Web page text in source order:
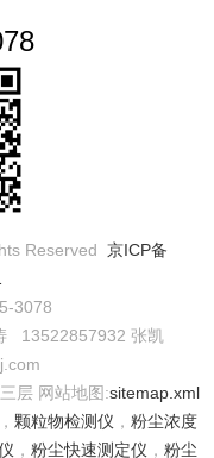
Reserved 京ICP备
3078
13522857932 张凯
层 网站地图:sitemap.xml
， 颗粒物检测仪 ， 粉尘浓度
， 粉尘快速测定仪 ， 粉尘